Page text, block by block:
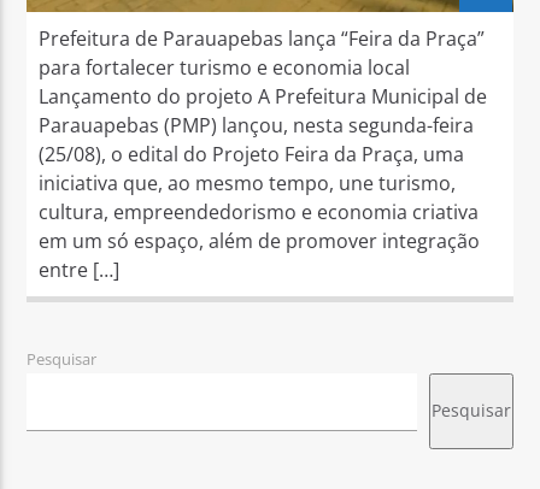
Prefeitura de Parauapebas lança “Feira da Praça”
para fortalecer turismo e economia local
Lançamento do projeto A Prefeitura Municipal de
Parauapebas (PMP) lançou, nesta segunda-feira
(25/08), o edital do Projeto Feira da Praça, uma
iniciativa que, ao mesmo tempo, une turismo,
cultura, empreendedorismo e economia criativa
em um só espaço, além de promover integração
entre […]
Pesquisar
Pesquisar